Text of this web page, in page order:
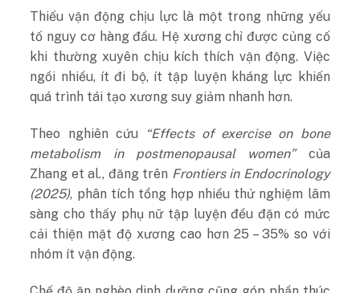
Thiếu vận động chịu lực là một trong những yếu
tố nguy cơ hàng đầu. Hệ xương chỉ được củng cố
khi thường xuyên chịu kích thích vận động. Việc
ngồi nhiều, ít đi bộ, ít tập luyện kháng lực khiến
quá trình tái tạo xương suy giảm nhanh hơn.
Theo nghiên cứu
“Effects of exercise on bone
metabolism in postmenopausal women” của
Zhang et al., đăng trên Frontiers in Endocrinology
(2025), phân tích tổng hợp nhiều thử nghiệm lâm
sàng cho thấy phụ nữ tập luyện đều đặn có mức
cải thiện mật độ xương cao hơn 25 – 35% so với
nhóm ít vận động.